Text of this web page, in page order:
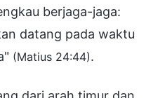
berjaga-jaga:
datang pada waktu
(Matius 24:44).